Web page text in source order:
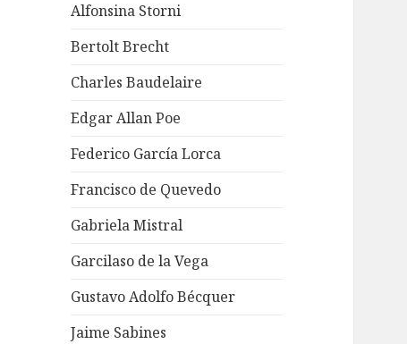
Alfonsina Storni
Bertolt Brecht
Charles Baudelaire
Edgar Allan Poe
Federico García Lorca
Francisco de Quevedo
Gabriela Mistral
Garcilaso de la Vega
Gustavo Adolfo Bécquer
Jaime Sabines